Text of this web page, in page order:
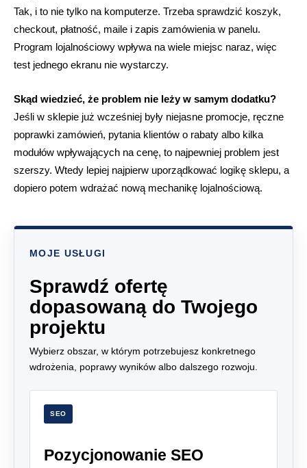
Tak, i to nie tylko na komputerze. Trzeba sprawdzić koszyk,
checkout, płatność, maile i zapis zamówienia w panelu.
Program lojalnościowy wpływa na wiele miejsc naraz, więc
test jednego ekranu nie wystarczy.
Skąd wiedzieć, że problem nie leży w samym dodatku?
Jeśli w sklepie już wcześniej były niejasne promocje, ręczne
poprawki zamówień, pytania klientów o rabaty albo kilka
modułów wpływających na cenę, to najpewniej problem jest
szerszy. Wtedy lepiej najpierw uporządkować logikę sklepu, a
dopiero potem wdrażać nową mechanikę lojalnościową.
MOJE USŁUGI
Sprawdź ofertę
dopasowaną do Twojego
projektu
Wybierz obszar, w którym potrzebujesz konkretnego
wdrożenia, poprawy wyników albo dalszego rozwoju.
SEO
Pozycjonowanie SEO